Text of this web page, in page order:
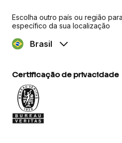
Escolha outro país ou região
específico da sua localização
Brasil
Certificação de privacidade